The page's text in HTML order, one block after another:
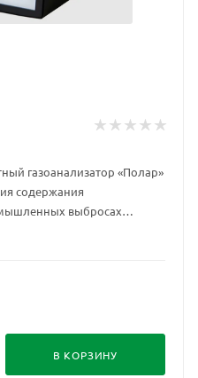
газоанализатор «Полар»
содержания
выбросах
проведении
процесса горения топлива
металлургической,
В КОРЗИНУ